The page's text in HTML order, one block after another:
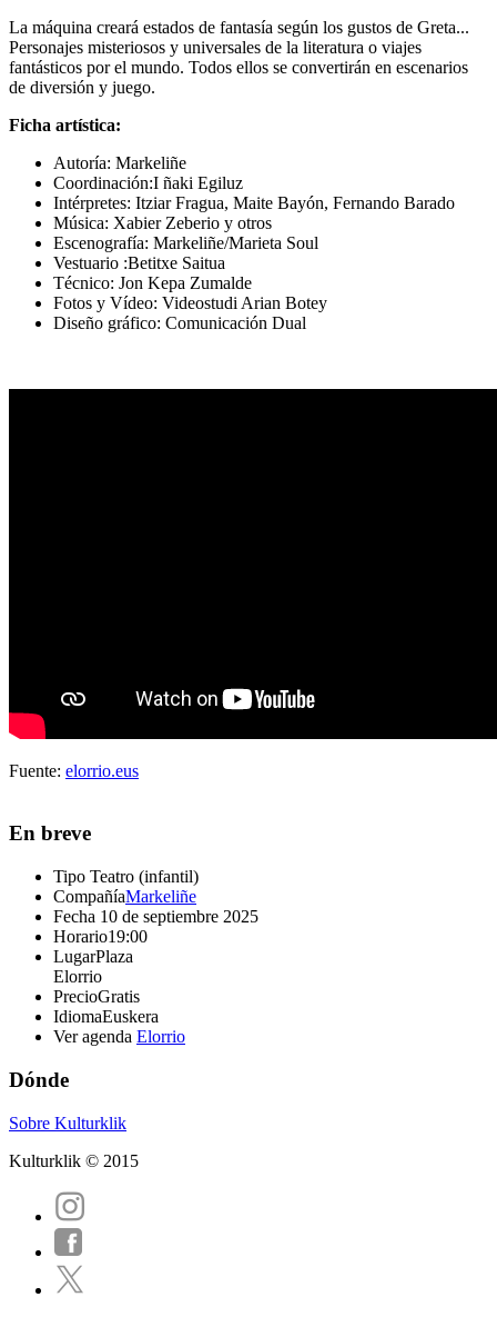
La máquina creará estados de fantasía según los gustos de Greta...
Personajes misteriosos y universales de la literatura o viajes
fantásticos por el mundo. Todos ellos se convertirán en escenarios
de diversión y juego.
Ficha artística:
Autoría: Markeliñe
Coordinación:I ñaki Egiluz
Intérpretes: Itziar Fragua, Maite Bayón, Fernando Barado
Música: Xabier Zeberio y otros
Escenografía: Markeliñe/Marieta Soul
Vestuario :Betitxe Saitua
Técnico: Jon Kepa Zumalde
Fotos y Vídeo: Videostudi Arian Botey
Diseño gráfico: Comunicación Dual
Fuente: elorrio.eus
En breve
Tipo Teatro (infantil)
CompañíaMarkeliñe
Fecha 10 de septiembre 2025
Horario19:00
LugarPlaza
Elorrio
PrecioGratis
IdiomaEuskera
Ver agenda Elorrio
Dónde
Sobre Kulturklik
Kulturklik © 2015